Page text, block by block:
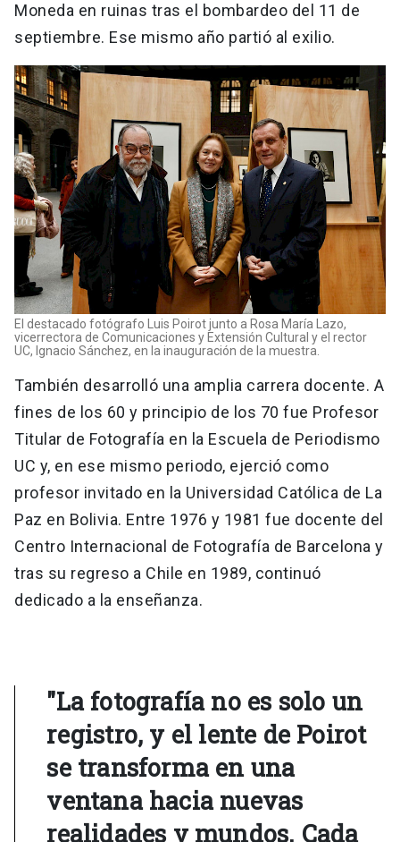
Moneda en ruinas tras el bombardeo del 11 de
septiembre. Ese mismo año partió al exilio.
El destacado fotógrafo Luis Poirot junto a Rosa María Lazo,
vicerrectora de Comunicaciones y Extensión Cultural y el rector
UC, Ignacio Sánchez, en la inauguración de la muestra.
También desarrolló una amplia carrera docente. A
fines de los 60 y principio de los 70 fue Profesor
Titular de Fotografía en la Escuela de Periodismo
UC y, en ese mismo periodo, ejerció como
profesor invitado en la Universidad Católica de La
Paz en Bolivia. Entre 1976 y 1981 fue docente del
Centro Internacional de Fotografía de Barcelona y
tras su regreso a Chile en 1989, continuó
dedicado a la enseñanza.
"La fotografía no es solo un
registro, y el lente de Poirot
se transforma en una
ventana hacia nuevas
realidades y mundos. Cada